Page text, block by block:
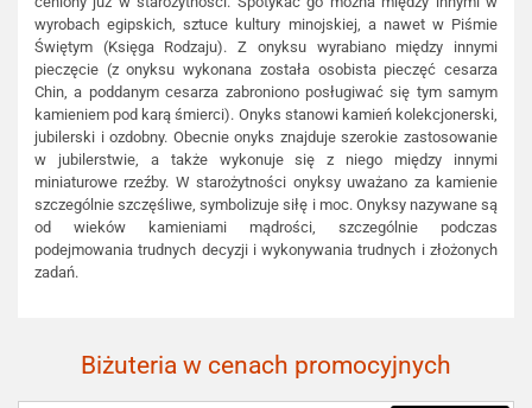
wyrobach egipskich, sztuce kultury minojskiej, a nawet w Piśmie
Świętym (Księga Rodzaju). Z onyksu wyrabiano między innymi
pieczęcie (z onyksu wykonana została osobista pieczęć cesarza
Chin, a poddanym cesarza zabroniono posługiwać się tym samym
kamieniem pod karą śmierci). Onyks stanowi kamień kolekcjonerski,
jubilerski i ozdobny. Obecnie onyks znajduje szerokie zastosowanie
w jubilerstwie, a także wykonuje się z niego między innymi
miniaturowe rzeźby. W starożytności onyksy uważano za kamienie
szczególnie szczęśliwe, symbolizuje siłę i moc. Onyksy nazywane są
od wieków kamieniami mądrości, szczególnie podczas
podejmowania trudnych decyzji i wykonywania trudnych i złożonych
zadań.
Biżuteria w cenach promocyjnych